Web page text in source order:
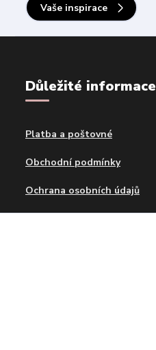
Vaše inspirace
Důležité informace
Platba a poštovné
Obchodní podmínky
Ochrana osobních údajů